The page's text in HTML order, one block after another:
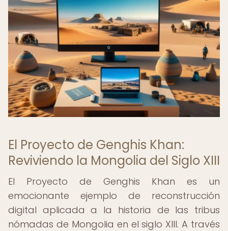
El Proyecto de Genghis Khan:
Reviviendo la Mongolia del Siglo XIII
El Proyecto de Genghis Khan es un
emocionante ejemplo de reconstrucción
digital aplicada a la historia de las tribus
nómadas de Mongolia en el siglo XIII. A través